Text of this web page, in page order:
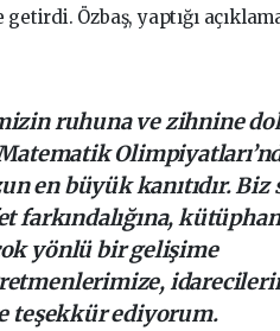
Özbaş, yaptığı
ruhuna ve zihnine
en büyük kanıtıdır. Biz
farkındalığına,
yönlü bir gelişime
teşekkür ediyorum.